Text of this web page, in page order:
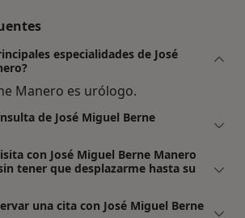
especialidades de José
Manero es urólogo.
de José Miguel Berne
con José Miguel Berne Manero
tener que desplazarme hasta su
una cita con José Miguel Berne